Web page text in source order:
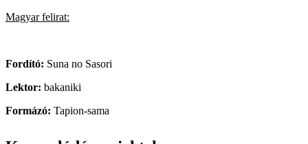
Magyar felirat:
Fordító: Suna no Sasori
Lektor: bakaniki
Formázó: Tapion-sama